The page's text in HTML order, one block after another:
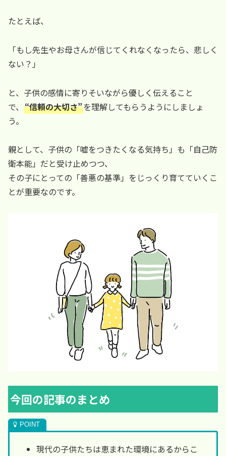
たとえば、
「もし先生やお母さんが信じてくれなくなったら、悲しく
ない？」
と、子供の感情に寄りそいながら優しく伝えること
で、 “信頼の大切さ”を理解してもらうようにしましょ
う。
親として、子供の「嘘をつきたくなる気持ち」も「自己防
衛本能」だと受け止めつつ、
その子にとっての「善悪の基準」をじっくり育てていくこ
とが重要なのです。
今回の記事のまとめ
現代の子供たちは恵まれた環境にあるからこ